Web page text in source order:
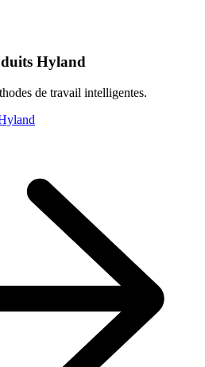
Hyland
de travail intelligentes.